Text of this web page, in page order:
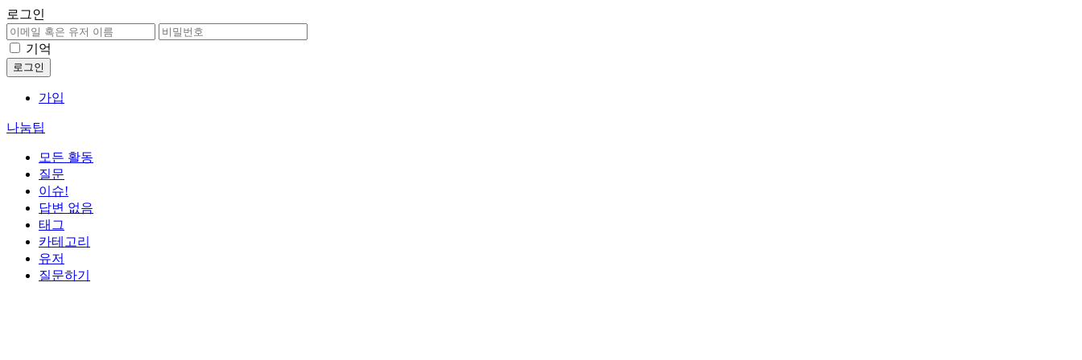
로그인
기억
가입
나눔팁
모든 활동
질문
이슈!
답변 없음
태그
카테고리
유저
질문하기